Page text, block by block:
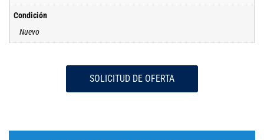
Condición
Nuevo
SOLICITUD DE OFERTA